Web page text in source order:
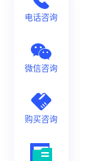
电话咨询
微信咨询
购买咨询